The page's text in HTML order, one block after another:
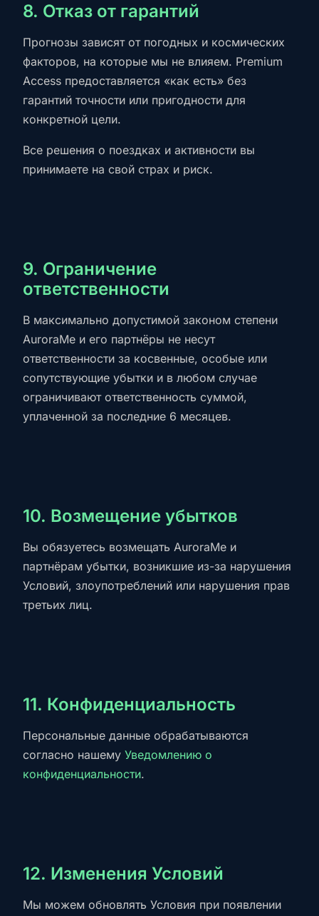
8. Отказ от гарантий
Прогнозы зависят от погодных и космических
факторов, на которые мы не влияем. Premium
Access предоставляется «как есть» без
гарантий точности или пригодности для
конкретной цели.
Все решения о поездках и активности вы
принимаете на свой страх и риск.
9. Ограничение
ответственности
В максимально допустимой законом степени
AuroraMe и его партнёры не несут
ответственности за косвенные, особые или
сопутствующие убытки и в любом случае
ограничивают ответственность суммой,
уплаченной за последние 6 месяцев.
10. Возмещение убытков
Вы обязуетесь возмещать AuroraMe и
партнёрам убытки, возникшие из-за нарушения
Условий, злоупотреблений или нарушения прав
третьих лиц.
11. Конфиденциальность
Персональные данные обрабатываются
согласно нашему Уведомлению о
конфиденциальности.
12. Изменения Условий
Мы можем обновлять Условия при появлении